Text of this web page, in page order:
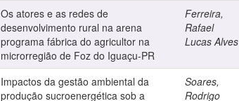
Os atores e as redes de
desenvolvimento rural na arena
programa fábrica do agricultor na
microrregião de Foz do Iguaçu-PR
Ferreira,
Rafael
Lucas Alves
Impactos da gestão ambiental da
produção sucroenergética sob a
Soares,
Rodrigo